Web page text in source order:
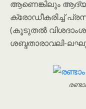
ആണെങ്കിലും
ക്രോഡീകരിച്ച്
(കൂടുതൽ
ശബ്ദതാരാവലി-